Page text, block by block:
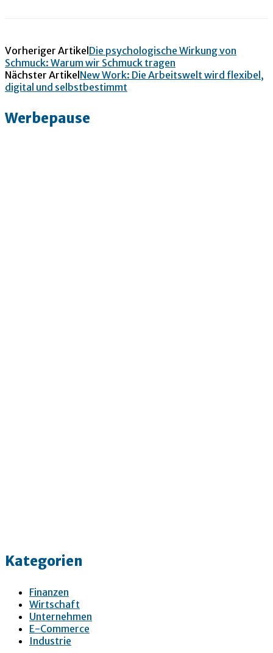
Vorheriger Artikel Die psychologische Wirkung von
Schmuck: Warum wir Schmuck tragen
Nächster Artikel New Work: Die Arbeitswelt wird flexibel,
digital und selbstbestimmt
Werbepause
Kategorien
Finanzen
Wirtschaft
Unternehmen
E-Commerce
Industrie